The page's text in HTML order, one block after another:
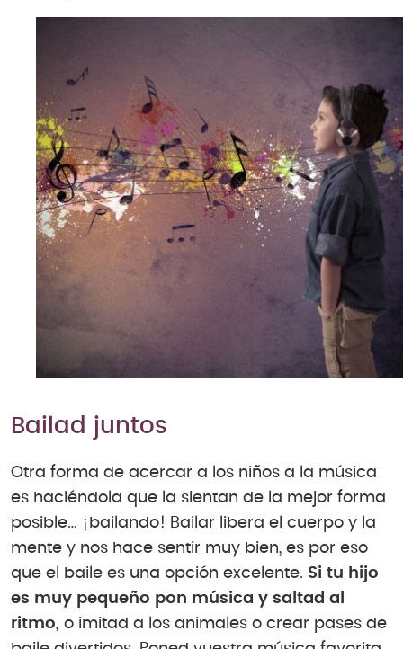
Bailad juntos
Otra forma de acercar a los niños a la música
es haciéndola que la sientan de la mejor forma
posible… ¡bailando! Bailar libera el cuerpo y la
mente y nos hace sentir muy bien, es por eso
que el baile es una opción excelente. Si tu hijo
es muy pequeño pon música y saltad al
ritmo, o imitad a los animales o crear pases de